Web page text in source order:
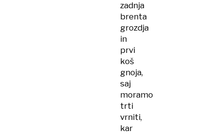
zadnja
brenta
grozdja
in
prvi
koš
gnoja,
saj
moramo
trti
vrniti,
kar